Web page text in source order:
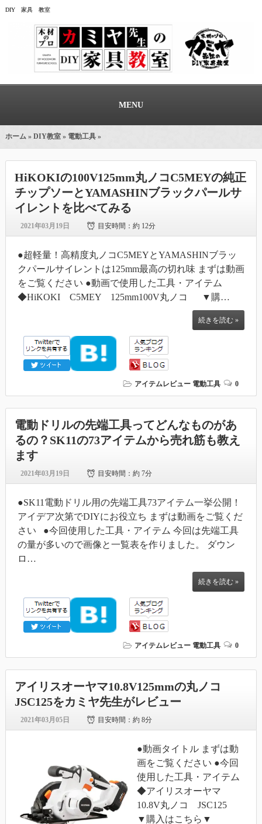
DIY 家具 教室
MENU
ホーム » DIY教室» 電動工具»
HiKOKIの100V125mm丸ノコC5MEYの純正
チップソーとYAMASHINブラックパールサ
イレントを比べてみる
2021年03月19日 目安時間：約 12分
●超軽量！高精度丸ノコC5MEYとYAMASHINブラッ
クパールサイレントは125mm最高の切れ味 まずは動画
をご覧ください ●動画で使用した工具・アイテム
◆HiKOKI C5MEY 125mm100V丸ノコ ▼購…
続きを読む »
アイテムレビュー 電動工具 0
電動ドリルの先端工具ってどんなものがあ
るの？SK11の73アイテムから売れ筋も教え
ます
2021年03月19日 目安時間：約 7分
●SK11電動ドリル用の先端工具73アイテム一挙公開！
アイデア次第でDIYにお役立ち まずは動画をご覧くだ
さい ●今回使用した工具・アイテム 今回は先端工具
の量が多いので画像と一覧表を作りました。 ダウン
ロ…
続きを読む »
アイテムレビュー 電動工具 0
アイリスオーヤマ10.8V125mmの丸ノコ
JSC125をカミヤ先生がレビュー
2021年03月05日 目安時間：約 8分
●動画タイトル まずは動
画をご覧ください ●今回
使用した工具・アイテム
◆アイリスオーヤマ
10.8V丸ノコ JSC125
▼購入はこちら▼